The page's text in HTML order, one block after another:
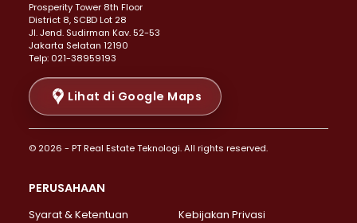
Properti Dijual di Menteng >
Properti Dijual di Senen >
Properti Dijual di Tanah Abang >
Properti Dijual di Cikini >
Properti Dijual di Kramat >
Properti Dijual di Pasar Baru >
Properti Dijual di Bendungan Hilir >
Properti Dijual di Jakarta Selatan >
Properti Dijual di Lebak Bulus >
Properti Dijual di Gandaria Selatan >
Prosperity Tower 8th Floor
District 8, SCBD Lot 28
JI. Jend. Sudirman Kav. 52-53
Jakarta Selatan 12190
Telp: 021-38959193
Lihat di Google Maps
© 2026 - PT Real Estate Teknologi. All rights reserved.
PERUSAHAAN
Syarat & Ketentuan
Kebijakan Privasi